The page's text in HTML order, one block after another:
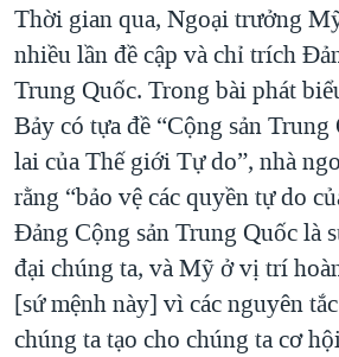
Thời gian qua, Ngoại trưởng
nhiều lần đề cập và chỉ trích
Trung Quốc. Trong bài phát
Bảy có tựa đề “Cộng sản
lai của Thế giới Tự do”, nhà
rằng “bảo vệ các quyền tự do
Đảng Cộng sản Trung Quốc là
đại chúng ta, và Mỹ ở vị trí
[sứ mệnh này] vì các nguyên
chúng ta tạo cho chúng ta cơ